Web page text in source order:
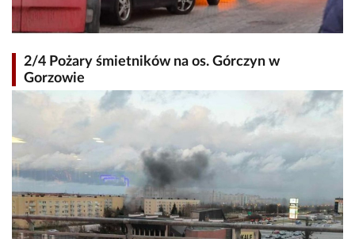
2/4 Pożary śmietników na os. Górczyn w
Gorzowie